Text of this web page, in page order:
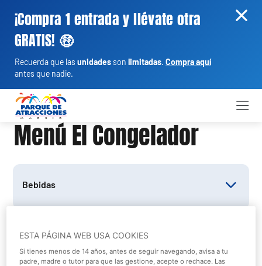
¡Compra 1 entrada y llévate otra
GRATIS! 🤑
Recuerda que las unidadesson limitadas. Compra aquí
antes que nadie.
Menú El Congelador
Bebidas
ESTA PÁGINA WEB USA COOKIES
Si tienes menos de 14 años, antes de seguir navegando, avisa a tu
padre, madre o tutor para que las gestione, acepte o rechace. Las